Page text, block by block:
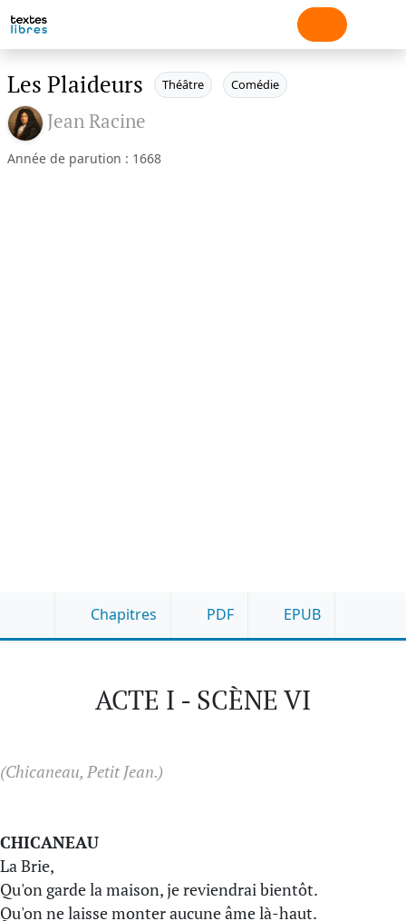
Les Plaideurs Théâtre Comédie
Jean Racine
Année de parution : 1668
Chapitres PDF EPUB
ACTE I - SCÈNE VI
(Chicaneau, Petit Jean.)
CHICANEAU
La Brie,
Qu'on garde la maison, je reviendrai bientôt.
Qu'on ne laisse monter aucune âme là-haut.